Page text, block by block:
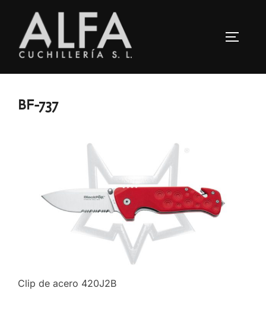
contenido
BF-737
Clip de acero 420J2B